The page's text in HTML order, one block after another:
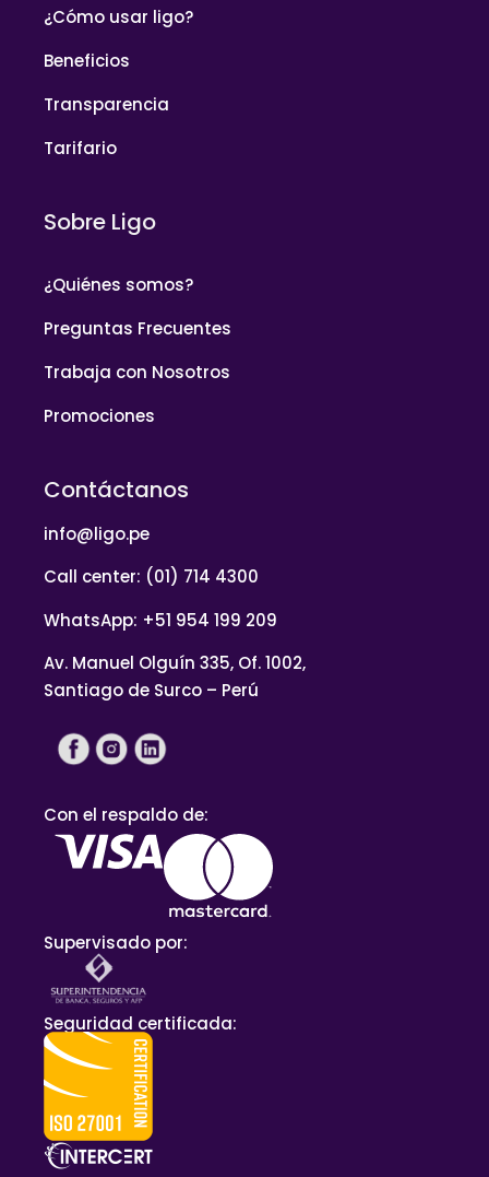
¿Cómo usar ligo?
Beneficios
Transparencia
Tarifario
Sobre Ligo
¿Quiénes somos?
Preguntas Frecuentes
Trabaja con Nosotros
Promociones
Contáctanos
info@ligo.pe
Call center: (01) 714 4300
WhatsApp: +51 954 199 209
Av. Manuel Olguín 335, Of. 1002,
Santiago de Surco – Perú
Con el respaldo de:
Supervisado por:
Seguridad certificada: